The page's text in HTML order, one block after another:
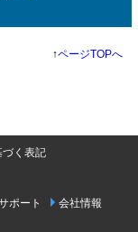
↑ページTOPへ
づく表記
ポート
会社情報